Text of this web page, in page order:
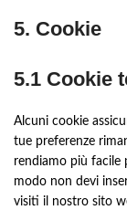
5. Cookie
5.1 Cookie
Alcuni cookie
tue preferenze
rendiamo più facile
modo non devi
visiti il nostro sito